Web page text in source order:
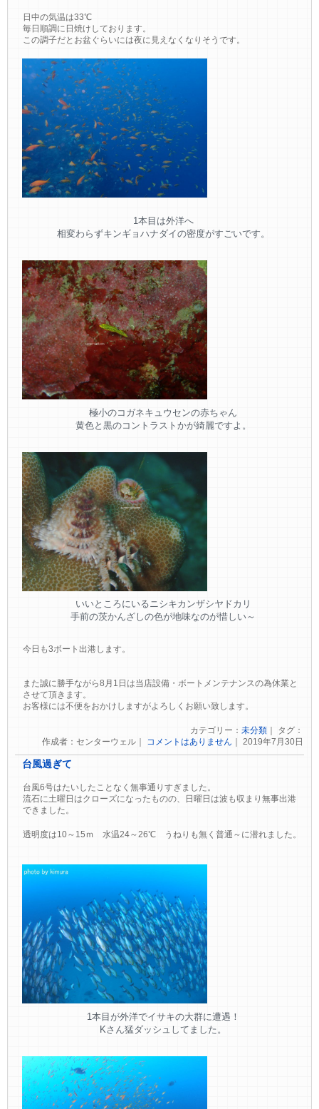
日中の気温は33℃
毎日順調に日焼けしております。
この調子だとお盆ぐらいには夜に見えなくなりそうです。
1本目は外洋へ
相変わらずキンギョハナダイの密度がすごいです。
極小のコガネキュウセンの赤ちゃん
黄色と黒のコントラストかが綺麗ですよ。
いいところにいるニシキカンザシヤドカリ
手前の茨かんざしの色が地味なのが惜しい～
今日も3ボート出港します。
また誠に勝手ながら8月1日は当店設備・ボートメンテナンスの為休業と
させて頂きます。
お客様には不便をおかけしますがよろしくお願い致します。
カテゴリー： 未分類｜ タグ：
作成者：センターウェル｜ コメントはありません ｜ 2019年7月30日
台風過ぎて
台風6号はたいしたことなく無事通りすぎました。
流石に土曜日はクローズになったものの、日曜日は波も収まり無事出港
できました。
透明度は10～15ｍ 水温24～26℃ うねりも無く普通～に潜れました。
1本目が外洋でイサキの大群に遭遇！
Kさん猛ダッシュしてました。